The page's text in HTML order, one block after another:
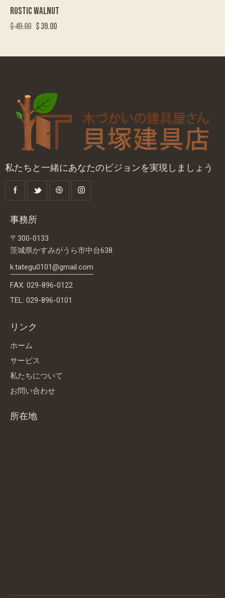
RUSTIC WALNUT
$49.00 $39.00
私たちと一緒にあなたのビジョンを実現しましょう
事務所
〒300-0133
茨城県かすみがうら市中台638
k.tategu0101@gmail.com
FAX: 029-896-0122
TEL: 029-896-0101
リンク
ホーム
サービス
私たちについて
お問い合わせ
所在地